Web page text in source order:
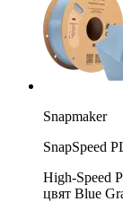
Snapmaker
SnapSpeed
High-Speed
цвят Blue